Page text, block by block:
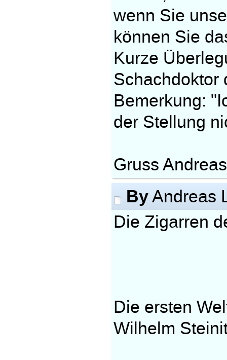
wenn Sie
können Sie
Kurze
Schachdoktor
Bemerkung:
der Stellung
Gruss
ByAndreas
Die Zigarren
Die ersten
Wilhelm